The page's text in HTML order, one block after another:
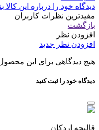
دیدگاه خود را درباره این کالا
مفیدترین نظرات کاربران
بازگشت
افزودن نظر
افزودن نظر جدید
هیچ دیدگاهی برای این
دیدگاه خود را ثبت کنید
قالیچه اردکان